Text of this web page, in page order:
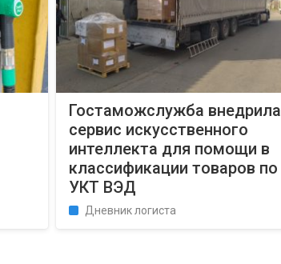
Гостаможслужба внедрила
сервис искусственного
интеллекта для помощи в
классификации товаров по
УКТ ВЭД
Дневник логиста